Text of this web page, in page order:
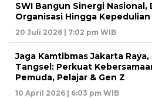
SWI Bangun Sinergi Nasional,
Organisasi Hingga
20 Juli 2026 | 7:02 pm WIB
Jaga Kamtibmas Jakarta
Tangsel: Perkuat
Pemuda, Pelajar & Gen Z
10 April 2026 | 6:03 pm WIB